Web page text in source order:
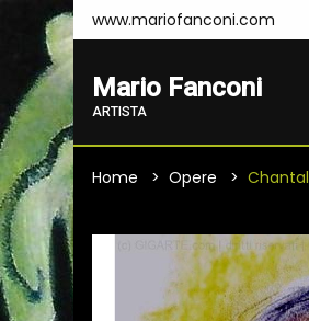
www.mariofanconi.com
Mario Fanconi
ARTISTA
Home Opere Chantal